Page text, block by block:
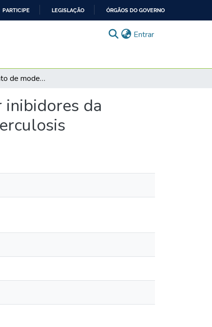
PARTICIPE LEGISLAÇÃO ÓRGÃOS DO GOVERNO
Entrar(current)
Desenvolvimento de modelos QSAR para identificar inibidores da enzima Enoil–ACP–Redutase de Mycobacterium tuberculosis
da